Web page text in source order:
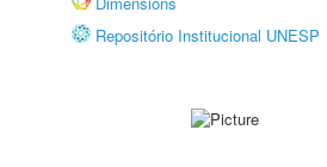
Repositório Institucional UNESP